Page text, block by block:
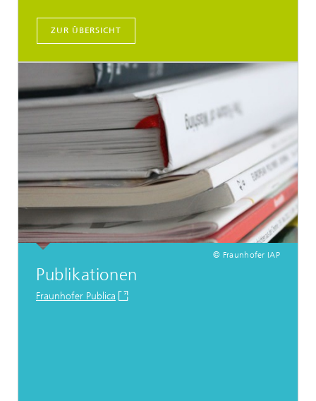
ZUR ÜBERSICHT
© Fraunhofer IAP
Publikationen
Fraunhofer Publica